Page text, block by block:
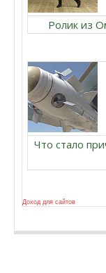
Ролик из
Что стало
Доход для сайтов